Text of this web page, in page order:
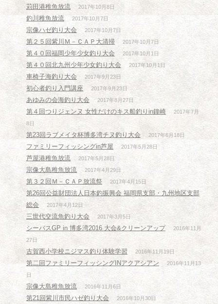
苅田港稚魚放流 2017年10月8日
釣川稚魚放流 2017年10月7日
宗像ハゼ釣り大会 2017年10月7日
第２５回紫川Ｍ－ＣＡＰ大清掃 2017年10月7日
第４０回福岡少年少女釣り大会 2017年10月1日
第４０回北九州少年少女釣り大会 2017年10月1日
車椅子海釣り大会 2017年9月23日
初心者釣り入門講座 2017年9月23日
あゆみの会海釣り大会 2017年8月27日
第４回つりジェンヌ 女性だけのキス船釣りin鐘崎
2017年7月
8日
第23回ラブメイタ杯博多湾チヌ釣り大会 2017年6月18日
ファミリーフィッシングin芦屋 2017年5月28日
芦屋港稚魚放流 2017年5月28日
宗像大島稚魚放流 2017年4月29日
第３２回Ｍ－ＣＡＰ放流祭 2017年4月15日
第26回公益財団法人日本釣振興会 福岡県支部・九州地区支部
総会
2017年4月12日
三世代交流魚釣り大会 2017年3月5日
シーバスGP in 博多湾2016 大会&クリーンアップ
2016年11月
27日
古賀西小学校ニジマス釣り体験学習 2016年11月19日
第二回ファミリーフィッシングINアクアシアン
2016年11月13
日
宗像大島稚魚放流 2016年11月6日
第21回紫川市民ハゼ釣り大会 2016年10月30日